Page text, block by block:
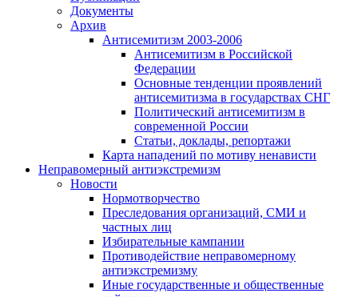
Документы
Архив
Антисемитизм 2003-2006
Антисемитизм в Российской
Федерации
Основные тенденции проявлений
антисемитизма в государствах СНГ
Политический антисемитизм в
современной России
Статьи, доклады, репортажи
Карта нападений по мотиву ненависти
Неправомерный антиэкстремизм
Новости
Нормотворчество
Преследования организаций, СМИ и
частных лиц
Избирательные кампании
Противодействие неправомерному
антиэкстремизму
Иные государственные и общественные